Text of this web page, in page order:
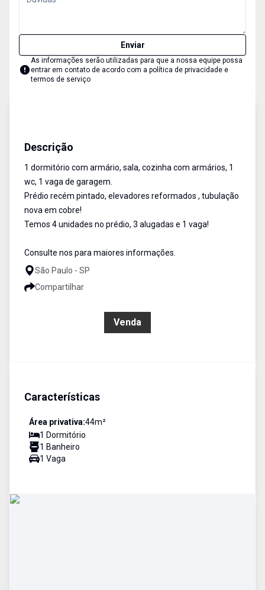
Enviar
As informações serão utilizadas para que a nossa equipe possa
entrar em contato de acordo com a política de privacidade e
termos de serviço
Descrição
1 dormitório com armário, sala, cozinha com armários, 1
wc, 1 vaga de garagem.
Prédio recém pintado, elevadores reformados , tubulação
nova em cobre!
Temos 4 unidades no prédio, 3 alugadas e 1 vaga!
Consulte nos para maiores informações.
São Paulo - SP
Compartilhar
Venda
Características
Área privativa:44m²
1 Dormitório
1 Banheiro
1 Vaga